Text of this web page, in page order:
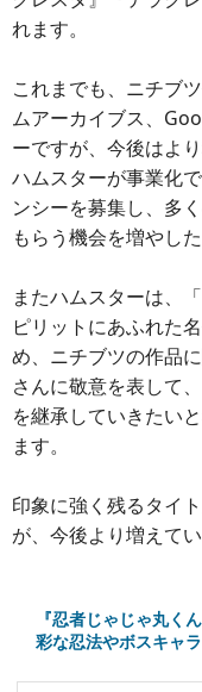
れます。
これまでも、ニチブ
ムアーカイブス、
ーですが、今後はよ
ハムスターが事業化
ンシーを募集し、多
もらう機会を増やし
またハムスターは、
ピリットにあふれた
め、ニチブツの作品
さんに敬意を表して
を継承していきたい
ます。
印象に強く残るタイ
が、今後より増えて
『忍者じゃじゃ丸く
彩な忍法やボスキャ